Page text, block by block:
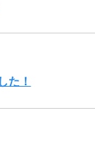
た！